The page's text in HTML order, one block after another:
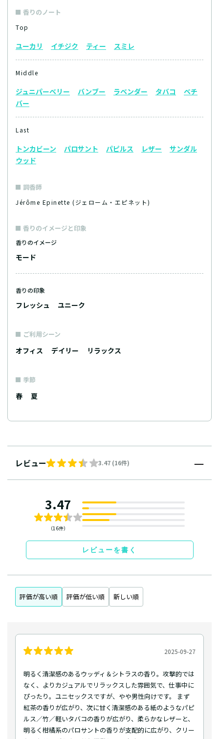
香りのノート
Top
ユーカリ イチジク ティー スミレ
Middle
ジュニパーベリー バンブー ラベンダー タバコ
ベチ
バー
Last
トンカビーン パロサント パピルス レザー
サンダル
ウッド
調香師
Jérôme Epinette (ジェローム・エピネット)
香りのイメージと印象
香りのイメージ
モード
香りの印象
フレッシュ ユニーク
ご利用シーン
オフィス デイリー リラックス
季節
春 夏
レビュー 3.47 (16件)
3.47
（16件）
レビューを書く
評価が高い順 評価が低い順 新しい順
2025-09-27
明るく清潔感のあるウッディ＆シトラスの香り。攻撃的では
なく、よりカジュアルでリラックスした雰囲気で、仕事中に
ぴったり。ユニセックスですが、やや男性向けです。 まず
紅茶の香りが広がり、次に甘く清潔感のある紙のようなパピ
ルス／竹／軽いタバコの香りが広がり、柔らかなレザーと、
明るく柑橘系のパロサントの香りが支配的に広がり、クリー